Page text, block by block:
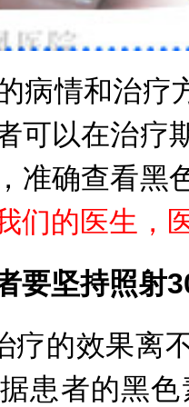
情和治疗方
可以在治疗
准确查看黑
们的医生，
坚持照射
效果离不
患者的黑